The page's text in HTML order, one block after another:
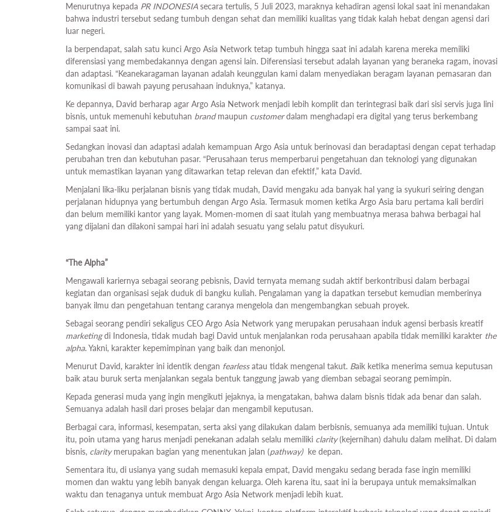
Menurutnya kepada PR INDONESIAsecara tertulis, 5 Juli 2023, maraknya kehadiran agensi lokal saat ini menandakan
bahwa industri tersebut sedang tumbuh dengan sehat dan memiliki kualitas yang tidak kalah hebat dengan agensi dari
luar negeri.
Ia berpendapat, salah satu kunci Argo Asia Network tetap tumbuh hingga saat ini adalah karena mereka memiliki
diferensiasi yang membedakannya dengan agensi lain. Diferensiasi tersebut adalah layanan yang beraneka ragam, inovasi
dan adaptasi. “Keanekaragaman layanan adalah keunggulan kami dalam menyediakan beragam layanan pemasaran dan
komunikasi di bawah payung perusahaan induknya,” katanya.
Ke depannya, David berharap agar Argo Asia Network menjadi lebih komplit dan terintegrasi baik dari sisi servis juga lini
bisnis, untuk memenuhi kebutuhan brandmaupun customerdalam menghadapi era digital yang terus berkembang
sampai saat ini.
Sedangkan inovasi dan adaptasi adalah kemampuan Argo Asia untuk berinovasi dan beradaptasi dengan cepat terhadap
perubahan tren dan kebutuhan pasar. “Perusahaan terus memperbarui pengetahuan dan teknologi yang digunakan
untuk memastikan layanan yang ditawarkan tetap relevan dan efektif,” kata David.
Menjalani lika-liku perjalanan bisnis yang tidak mudah, David mengaku ada banyak hal yang ia syukuri seiring dengan
perjalanan hidupnya yang bertumbuh dengan Argo Asia. Termasuk momen ketika Argo Asia baru pertama kali berdiri
dan belum memiliki kantor yang layak. Momen-momen di saat itulah yang membuatnya merasa bahwa berbagai hal
yang dijalani dan dilakoni sampai hari ini adalah sesuatu yang selalu patut disyukuri.
“The Alpha”
Mengawali kariernya sebagai seorang pebisnis, David ternyata memang sudah aktif berkontribusi dalam berbagai
kegiatan dan organisasi sejak duduk di bangku kuliah. Pengalaman yang ia dapatkan tersebut kemudian memberinya
banyak ilmu dan pengetahuan tentang caranya mengelola dan mengembangkan sebuah proyek.
Sebagai seorang pendiri sekaligus CEO Argo Asia Network yang merupakan perusahaan induk agensi berbasis kreatif
marketingdi Indonesia, tidak mudah bagi David untuk menjalankan roda perusahaan apabila tidak memiliki karakter the
alpha. Yakni, karakter kepemimpinan yang baik dan menonjol.
Menurut David, karakter ini identik dengan fearlessatau tidak mengenal takut. Baik ketika menerima semua keputusan
baik atau buruk serta menjalankan segala bentuk tanggung jawab yang diemban sebagai seorang pemimpin.
Kepada generasi muda yang ingin mengikuti jejaknya, ia mengatakan, bahwa dalam bisnis tidak ada benar dan salah.
Semuanya adalah hasil dari proses belajar dan mengambil keputusan.
Berbagai cara, informasi, kesempatan, serta aksi yang dilakukan dalam berbisnis, semuanya ada memiliki tujuan. Untuk
itu, poin utama yang harus menjadi penekanan adalah selalu memiliki clarity(kejernihan) dahulu dalam melihat. Di dalam
bisnis, claritymerupakan bagian yang menentukan jalan (pathway)ke depan.
Sementara itu, di usianya yang sudah memasuki kepala empat, David mengaku sedang berada fase ingin memiliki
momen dan waktu yang lebih banyak dengan keluarga. Oleh karena itu, saat ini ia berupaya untuk memaksimalkan
waktu dan tenaganya untuk membuat Argo Asia Network menjadi lebih kuat.